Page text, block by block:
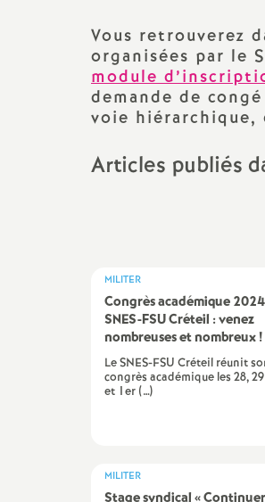
Non-
PsyEN-EDO
Assistants
AESH
Vous retrouverez
organisées par le
module
demande de
voie hiérarchique,
Articles publiés
MILITER
Congrès académique
SNES-FSUCréteil : venez
nombreuses et nombreux!
Le SNES-FSU Créteil réunit
congrès académique les 28,
et 1er (…)
MILITER